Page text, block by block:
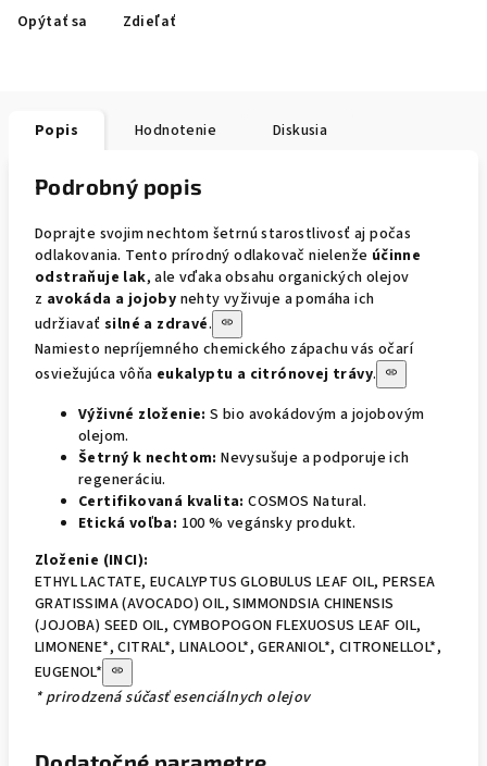
Opýtať sa Zdieľať
Popis Hodnotenie Diskusia
Podrobný popis
Doprajte svojim nechtom šetrnú starostlivosť aj počas
odlakovania. Tento prírodný odlakovač nielenže účinne
odstraňuje lak, ale vďaka obsahu organických olejov
z avokáda a jojoby nehty vyživuje a pomáha ich
udržiavať silné a zdravé.
Namiesto nepríjemného chemického zápachu vás očarí
osviežujúca vôňa eukalyptu a citrónovej trávy.
Výživné zloženie: S bio avokádovým a jojobovým
olejom.
Šetrný k nechtom: Nevysušuje a podporuje ich
regeneráciu.
Certifikovaná kvalita: COSMOS Natural.
Etická voľba: 100 % vegánsky produkt.
Zloženie (INCI):
ETHYL LACTATE, EUCALYPTUS GLOBULUS LEAF OIL, PERSEA
GRATISSIMA (AVOCADO) OIL, SIMMONDSIA CHINENSIS
(JOJOBA) SEED OIL, CYMBOPOGON FLEXUOSUS LEAF OIL,
LIMONENE*, CITRAL*, LINALOOL*, GERANIOL*, CITRONELLOL*,
EUGENOL*
* prirodzená súčasť esenciálnych olejov